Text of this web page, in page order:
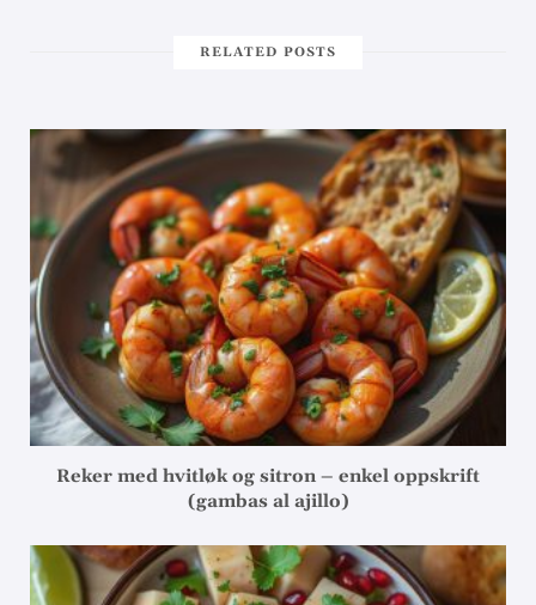
RELATED POSTS
Reker med hvitløk og sitron – enkel oppskrift
(gambas al ajillo)